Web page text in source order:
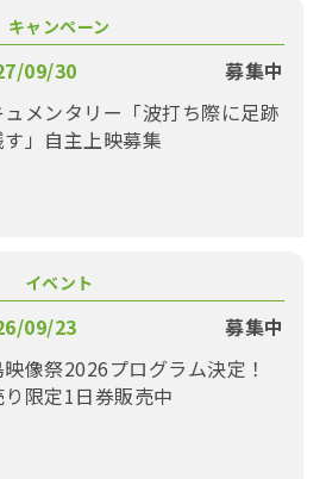
キャンペーン
09/30
募集中
ュメンタリー「波打ち際に足跡
す」自主上映募集
イベント
09/23
募集中
像祭2026プログラム決定！
限定1日券販売中